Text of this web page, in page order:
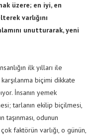
üzere; en iyi, en
varlığını
unutturarak, yeni
ilk yılları ile
biçimi dikkate
İnsanın yemek
tarlanın ekilip biçilmesi,
odunun
faktörün varlığı, o günün,